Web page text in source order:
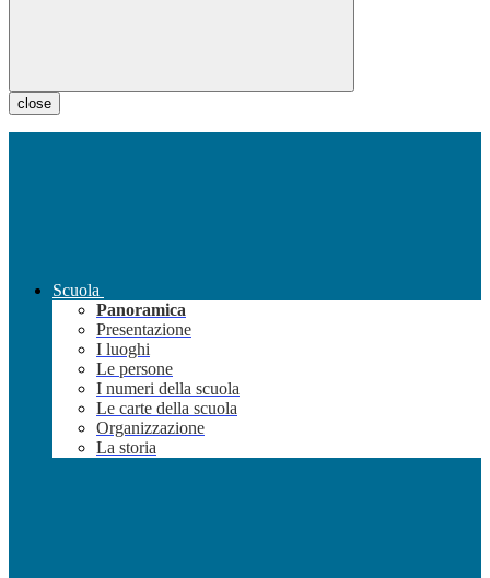
close
Scuola
Panoramica
Presentazione
I luoghi
Le persone
I numeri della scuola
Le carte della scuola
Organizzazione
La storia